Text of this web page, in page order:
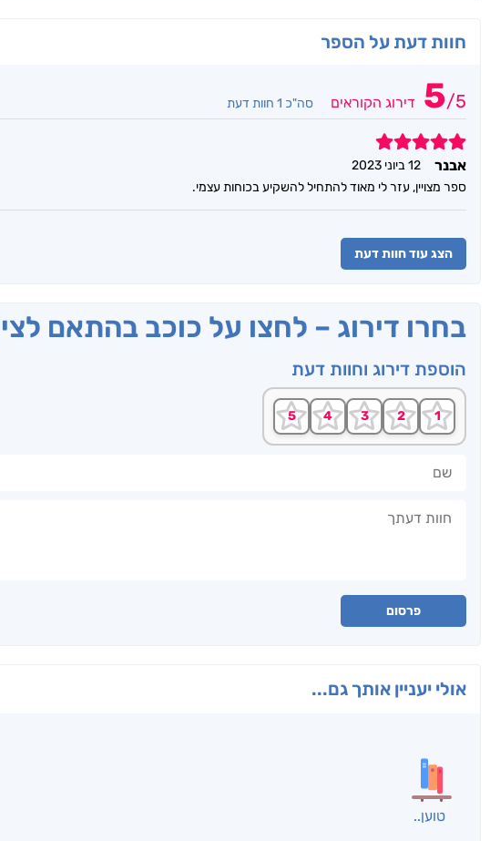
חוות דעת על הספר
5/5 דירוג הקוראים סה"כ 1 חוות דעת
5
אבנר
12 ביוני 2023
ספר מצויין, עזר לי מאוד להתחיל להשקיע בכוחות עצמי.
הצג עוד חוות דעת
בחרו דירוג – לחצו על כוכב בהתאם
הוספת דירוג וחוות דעת
פרסום
אולי יעניין אותך גם...
טוען